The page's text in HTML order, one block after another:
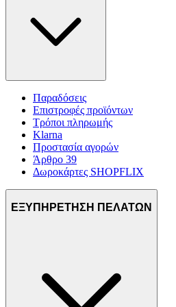
Παραδόσεις
Επιστροφές προϊόντων
Τρόποι πληρωμής
Klarna
Προστασία αγορών
Άρθρο 39
Δωροκάρτες SHOPFLIX
ΕΞΥΠΗΡΕΤΗΣΗ ΠΕΛΑΤΩΝ